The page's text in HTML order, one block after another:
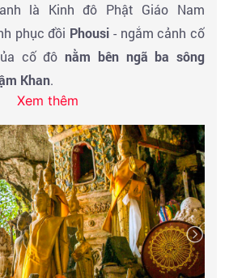
là Kinh đô Phật Giáo Nam
phục đồi Phousi - ngắm cảnh cố
cố đônằm bên ngã ba sông
Khan.
khách sạn. Sau đó du thuyền trên
quan ChùaPhật Động, Thảm Ting
các kiểu tượng Phật được chuyển
nhau phản ảnh những lối rẻ
Lào từ khi lập quốc 1353, tham
nếp Lào tại bảnShanghai, chợ
mại chính của cố đô.
Xem thêm